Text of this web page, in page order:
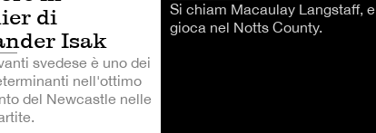
di
Isak
svedese è uno dei
nell'ottimo
del Newcastle nelle
Si chiam Macaulay Langstaff, e
gioca nel Notts County.